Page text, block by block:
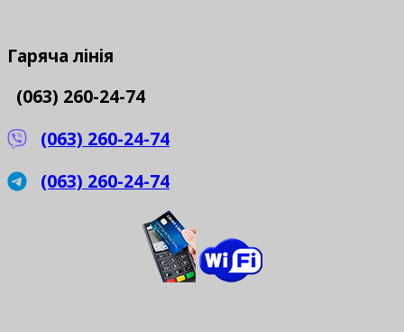
Гаряча лінія
(063) 260-24-74
(063) 260-24-74
(063) 260-24-74